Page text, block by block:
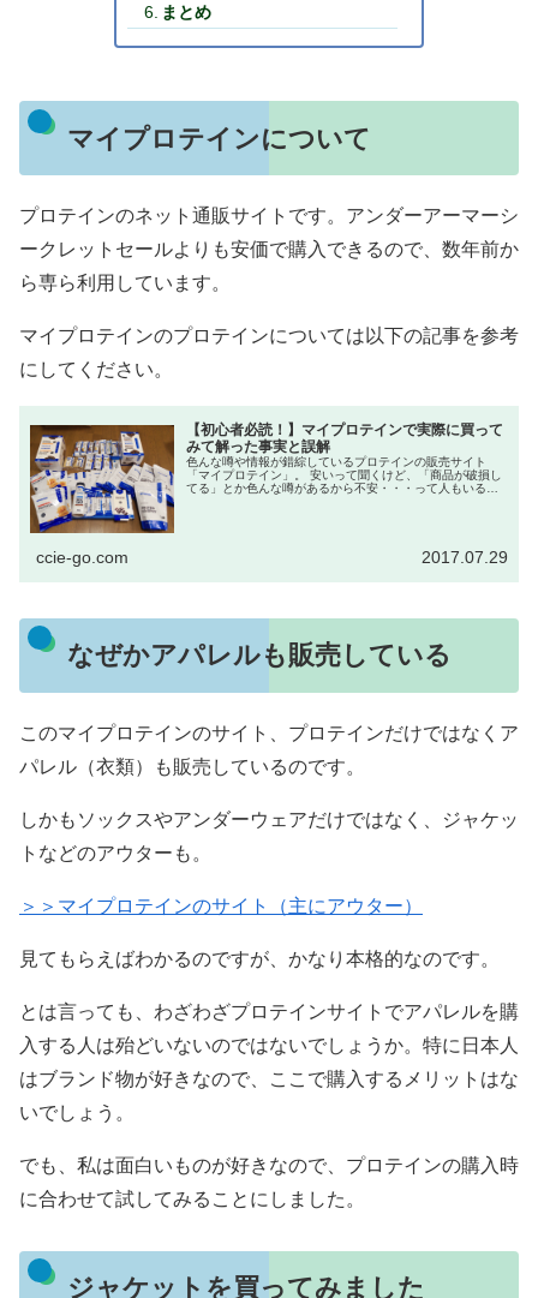
まとめ
マイプロテインについて
プロテインのネット通販サイトです。アンダーアーマーシ
ークレットセールよりも安価で購入できるので、数年前か
ら専ら利用しています。
マイプロテインのプロテインについては以下の記事を参考
にしてください。
【初心者必読！】マイプロテインで実際に買って
みて解った事実と誤解
色んな噂や情報が錯綜しているプロテインの販売サイト
「マイプロテイン」。 安いって聞くけど、「商品が破損し
てる」とか色んな噂があるから不安・・・って人もいるか
ccie-go.com 2017.07.29
なぜかアパレルも販売している
このマイプロテインのサイト、プロテインだけではなくア
パレル（衣類）も販売しているのです。
しかもソックスやアンダーウェアだけではなく、ジャケッ
トなどのアウターも。
＞＞マイプロテインのサイト（主にアウター）
見てもらえばわかるのですが、かなり本格的なのです。
とは言っても、わざわざプロテインサイトでアパレルを購
入する人は殆どいないのではないでしょうか。特に日本人
はブランド物が好きなので、ここで購入するメリットはな
いでしょう。
でも、私は面白いものが好きなので、プロテインの購入時
に合わせて試してみることにしました。
ジャケットを買ってみました